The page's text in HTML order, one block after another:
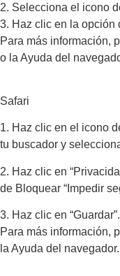
2. Selecciona el icono
3. Haz clic en la opción
Para más información,
o la Ayuda del
Safari
1. Haz clic en el icono
tu buscador y
2. Haz clic en
de Bloquear “Impedir
3. Haz clic en “Guardar”.
Para más información,
la Ayuda del navegador.